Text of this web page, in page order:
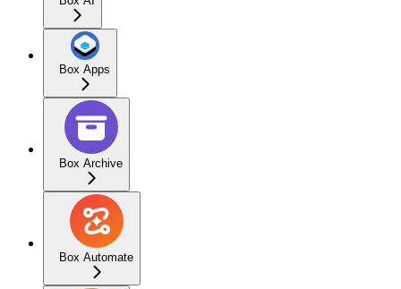
Box Apps
Box Archive
Box Automate